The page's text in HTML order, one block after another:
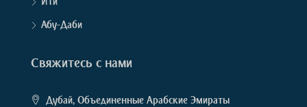
Абу-Даби
Свяжитесь с нами
Дубай, Объединенные Арабские Эмираты